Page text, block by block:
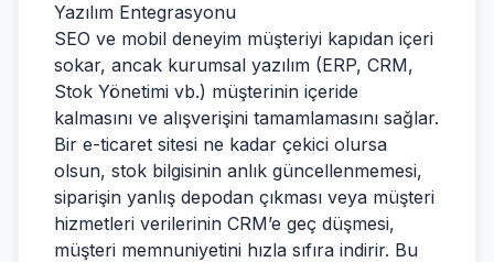
Yazılım Entegrasyonu
SEO ve mobil deneyim müşteriyi kapıdan içeri
sokar, ancak kurumsal yazılım (ERP, CRM,
Stok Yönetimi vb.) müşterinin içeride
kalmasını ve alışverişini tamamlamasını sağlar.
Bir e-ticaret sitesi ne kadar çekici olursa
olsun, stok bilgisinin anlık güncellenmemesi,
siparişin yanlış depodan çıkması veya müşteri
hizmetleri verilerinin CRM’e geç düşmesi,
müşteri memnuniyetini hızla sıfıra indirir. Bu